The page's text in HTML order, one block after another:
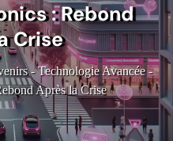
: Rebond
Crise
- Technologie Avancée -
Après la Crise